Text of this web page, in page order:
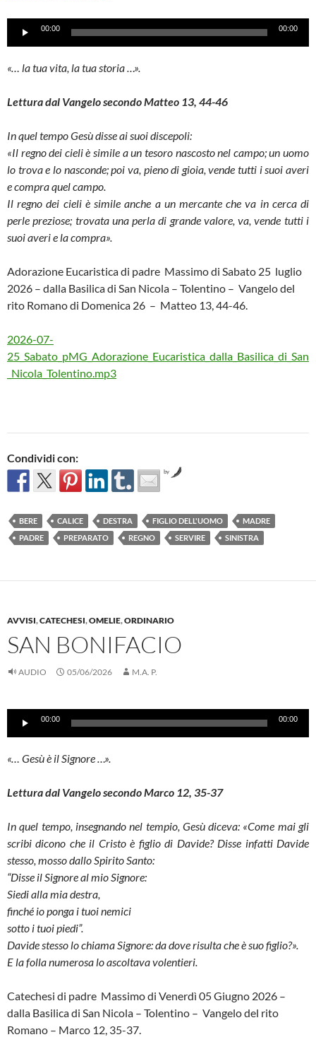
Audio
00:00 00:00
«… la tua vita, la tua storia …».
Lettura dal Vangelo secondo Matteo 13, 44-46
In quel tempo Gesù disse ai suoi discepoli:
«Il regno dei cieli è simile a un tesoro nascosto nel campo; un uomo
lo trova e lo nasconde; poi va, pieno di gioia, vende tutti i suoi averi
e compra quel campo.
Il regno dei cieli è simile anche a un mercante che va in cerca di
perle preziose; trovata una perla di grande valore, va, vende tutti i
suoi averi e la compra».
Adorazione Eucaristica di padre Massimo di Sabato 25 luglio
2026 – dalla Basilica di San Nicola – Tolentino – Vangelo del
rito Romano di Domenica 26 – Matteo 13, 44-46.
2026-07-
25_Sabato_pMG_Adorazione_Eucaristica_dalla_Basilica_di_San
_Nicola_Tolentino.mp3
Condividi con:
by
BERE CALICE DESTRA FIGLIO DELL'UOMO
MADRE
PADRE
PREPARATO REGNO SERVIRE SINISTRA
AVVISI,CATECHESI,OMELIE,ORDINARIO
SAN BONIFACIO
AUDIO 05/06/2026 M.A. P.
Audio
00:00 00:00
«… Gesù è il Signore …».
Lettura dal Vangelo secondo Marco 12, 35-37
In quel tempo, insegnando nel tempio, Gesù diceva: «Come mai gli
scribi dicono che il Cristo è figlio di Davide? Disse infatti Davide
stesso, mosso dallo Spirito Santo:
“Disse il Signore al mio Signore:
Siedi alla mia destra,
finché io ponga i tuoi nemici
sotto i tuoi piedi”.
Davide stesso lo chiama Signore: da dove risulta che è suo figlio?».
E la folla numerosa lo ascoltava volentieri.
Catechesi di padre Massimo di Venerdì 05 Giugno 2026 –
dalla Basilica di San Nicola – Tolentino – Vangelo del rito
Romano – Marco 12, 35-37.